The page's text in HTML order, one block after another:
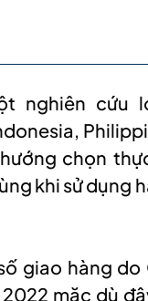
nghiên cứu
chọn
khi sử dụng
giao hàng
mặc dù